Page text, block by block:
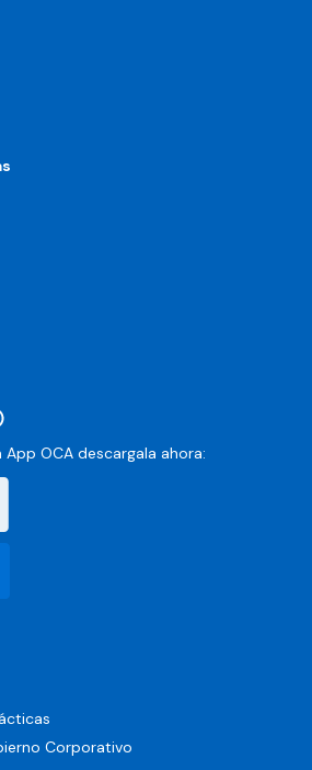
App OCAdescargala ahora:
Corporativo